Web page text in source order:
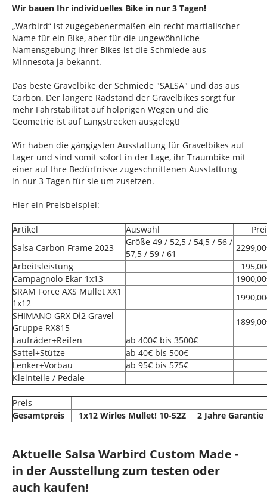
Wir bauen Ihr individuelles Bike in nur 3 Tagen!
„Warbird“ ist zugegebenermaßen ein recht martialischer
Name für ein Bike, aber für die ungewöhnliche
Namensgebung ihrer Bikes ist die Schmiede aus
Minnesota ja bekannt.
Das beste Gravelbike der Schmiede "SALSA" und das aus
Carbon. Der längere Radstand der Gravelbikes sorgt für
mehr Fahrstabilität auf holprigen Wegen und die
Geometrie ist auf Langstrecken ausgelegt!
Wir haben die gängigsten Ausstattung für Gravelbikes auf
Lager und sind somit sofort in der Lage, ihr Traumbike mit
einer auf Ihre Bedürfnisse zugeschnittenen Ausstattung
in nur 3 Tagen für sie um zusetzen.
Hier ein Preisbeispiel:
Artikel Auswahl
Salsa Carbon Frame 2023
Größe 49 / 52,5 / 54,5 / 56 /
57,5 / 59 / 61
Arbeitsleistung
Campagnolo Ekar 1x13
SRAM Force AXS Mullet XX1
1x12
SHIMANO GRX Di2 Gravel
Gruppe RX815
Laufräder+Reifen
ab 400€ bis 3500€
Sattel+Stütze
ab 40€ bis 500€
Lenker+Vorbau
ab 95€ bis 575€
Kleinteile / Pedale
Preis
Gesamtpreis
1x12 Wirles Mullet! 10-52Z 2 Jahre Garantie
Aktuelle Salsa Warbird Custom Made -
in der Ausstellung zum testen oder
auch kaufen!